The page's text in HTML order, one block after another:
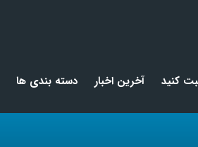
کنید آخرین اخبار دسته بندی ها